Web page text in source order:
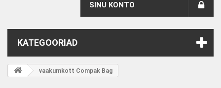
SINU KONTO
KATEGOORIAD
vaakumkott Compak Bag